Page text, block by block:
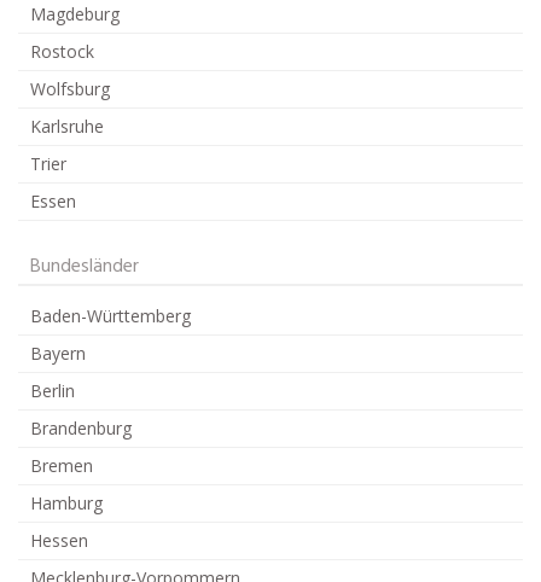
Magdeburg
Rostock
Wolfsburg
Karlsruhe
Trier
Essen
Bundesländer
Baden-Württemberg
Bayern
Berlin
Brandenburg
Bremen
Hamburg
Hessen
Mecklenburg-Vorpommern